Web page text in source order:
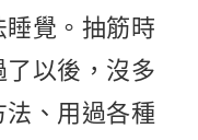
覺。抽筋時
了以後，沒多
、用過各種